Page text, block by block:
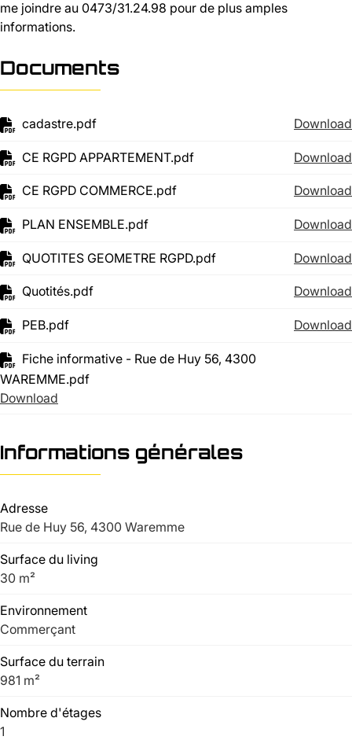
me joindre au 0473/31.24.98 pour de plus amples
informations.
Documents
cadastre.pdf Download
CE RGPD APPARTEMENT.pdf Download
CE RGPD COMMERCE.pdf Download
PLAN ENSEMBLE.pdf Download
QUOTITES GEOMETRE RGPD.pdf Download
Quotités.pdf Download
PEB.pdf Download
Fiche informative - Rue de Huy 56, 4300
WAREMME.pdf
Download
Informations générales
Adresse
Rue de Huy 56, 4300 Waremme
Surface du living
30 m²
Environnement
Commerçant
Surface du terrain
981 m²
Nombre d'étages
1